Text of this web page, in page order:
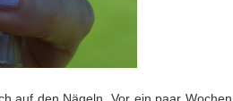
auf den Nägeln. Vor ein paar Wochen